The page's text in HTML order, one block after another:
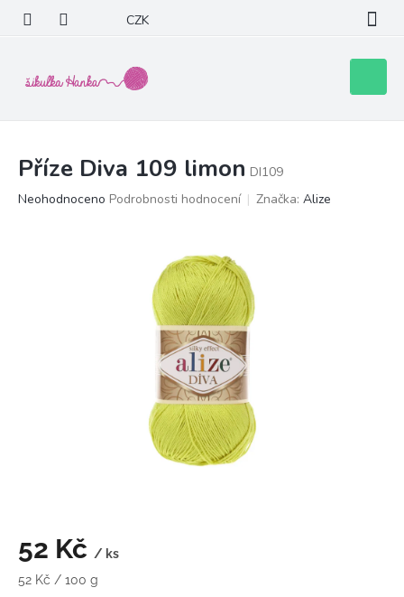
obsah
CZK
košík
Příze Diva 109 limon DI109
Průměrné
Neohodnoceno Podrobnosti hodnocení Značka: Alize
52 Kč / ks
Měrná
52 Kč / 100 g